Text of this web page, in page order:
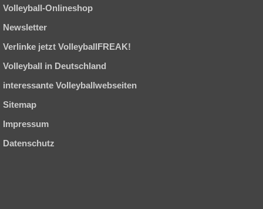
Volleyball-Onlineshop
Newsletter
Verlinke jetzt VolleyballFREAK!
Volleyball in Deutschland
interessante Volleyballwebseiten
Sitemap
Impressum
Datenschutz